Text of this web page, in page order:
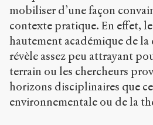
mobiliser d’une façon
contexte pratique. En effet,
hautement académique de la
révèle assez peu attrayant
terrain ou les chercheurs
horizons disciplinaires que
environnementale ou de la